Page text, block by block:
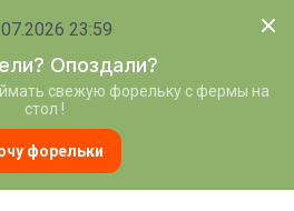
23:59
Опоздали?
свежую форельку с фермы на
стол !
форельки